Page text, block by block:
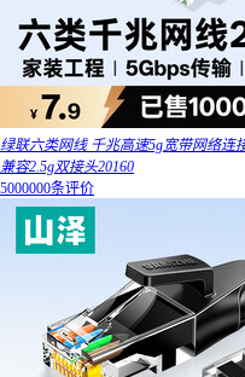
绿联六类网线 千兆高速5g宽带网络连
兼容2.5g双接头20160
5000000条评价